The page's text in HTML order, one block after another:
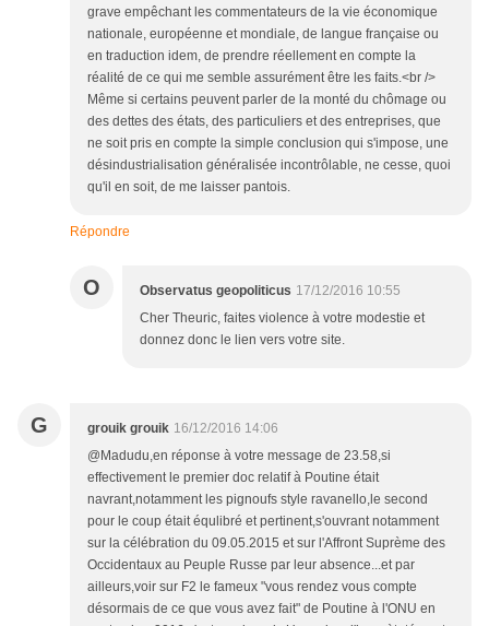
grave empêchant les commentateurs de la vie économique
nationale, européenne et mondiale, de langue française ou
en traduction idem, de prendre réellement en compte la
réalité de ce qui me semble assurément être les faits.<br />
Même si certains peuvent parler de la monté du chômage ou
des dettes des états, des particuliers et des entreprises, que
ne soit pris en compte la simple conclusion qui s'impose, une
désindustrialisation généralisée incontrôlable, ne cesse, quoi
qu'il en soit, de me laisser pantois.
Répondre
O Observatus geopoliticus 17/12/2016 10:55
Cher Theuric, faites violence à votre modestie et
donnez donc le lien vers votre site.
G grouik grouik 16/12/2016 14:06
@Madudu,en réponse à votre message de 23.58,si
effectivement le premier doc relatif à Poutine était
navrant,notamment les pignoufs style ravanello,le second
pour le coup était équlibré et pertinent,s'ouvrant notamment
sur la célébration du 09.05.2015 et sur l'Affront Suprème des
Occidentaux au Peuple Russe par leur absence...et par
ailleurs,voir sur F2 le fameux "vous rendez vous compte
désormais de ce que vous avez fait" de Poutine à l'ONU en